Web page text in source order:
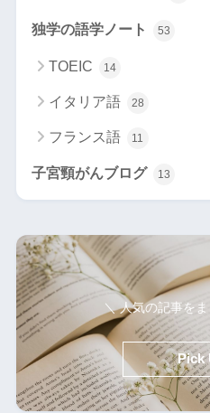
独学の語学ノート 53
TOEIC 14
イタリア語 28
フランス語 11
子宮頸がんブログ 13
＼ 人気の記事を
Pick